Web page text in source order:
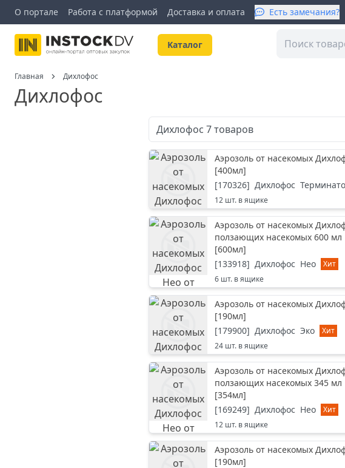
О портале Работа с платформой Доставка и оплата Есть замечания?
Kаталог
Главная Дихлофос
Дихлофос
Дихлофос7товаров
Аэрозоль от насекомых
[400мл]
[170326] Дихлофос
12 шт. в ящике
Аэрозоль от насекомых
ползающих насекомых 600 мл
[600мл]
[133918] Дихлофос Нео
Хит
6 шт. в ящике
Аэрозоль от насекомых
[190мл]
[179900] Дихлофос Эко
Хит
24 шт. в ящике
Аэрозоль от насекомых
ползающих насекомых 345 мл
[354мл]
[169249] Дихлофос Нео
Хит
12 шт. в ящике
Аэрозоль от насекомых
[190мл]